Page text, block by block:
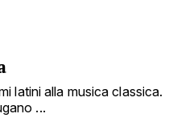
latini alla musica classica.
...